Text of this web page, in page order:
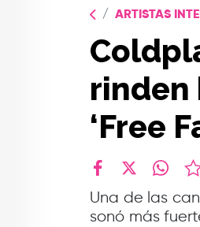
ARTISTAS
rinden
‘Free
Una de las
sonó más